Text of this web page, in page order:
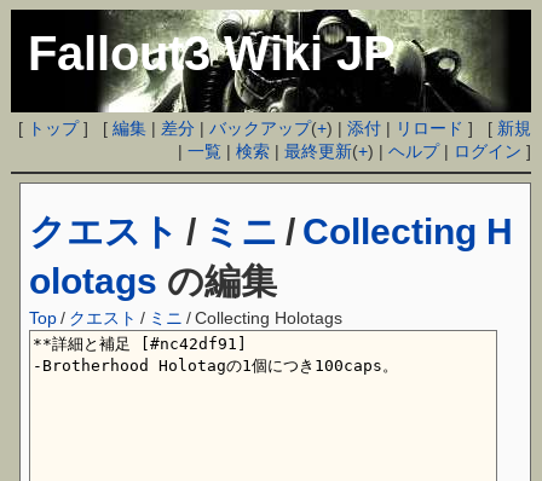
Fallout3 Wiki JP
[ トップ] [編集 | 差分 |バックアップ(+) |添付 | リロード ] [ 新規
|一覧 |検索 |最終更新(+) |ヘルプ| ログイン ]
クエスト / ミニ / Collecting H
olotags の編集
Top / クエスト / ミニ / Collecting Holotags